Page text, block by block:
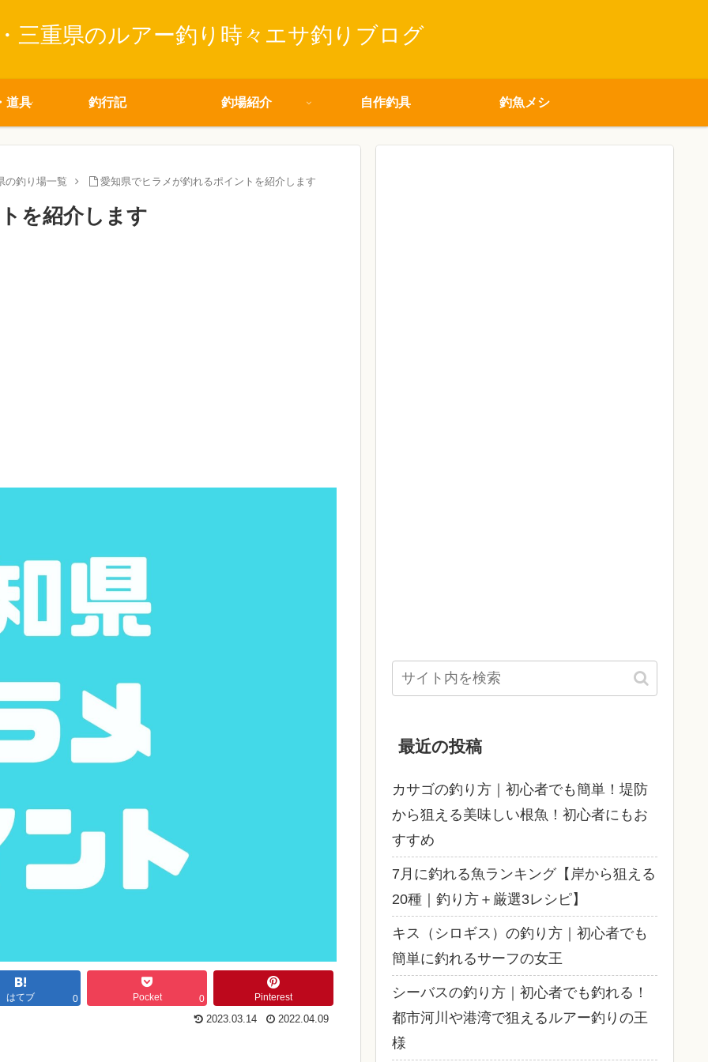
三重県のルアー釣り時々エサ釣りブログ
道具 釣行記 釣場紹介 自作釣具 釣魚メシ
の釣り場一覧 愛知県でヒラメが釣れるポイントを紹介します
を紹介します
はてブ 0 Pocket 0 Pinterest
2023.03.14 2022.04.09
最近の投稿
カサゴの釣り方｜初心者でも簡単！堤防
から狙える美味しい根魚！初心者にもお
すすめ
7月に釣れる魚ランキング【岸から狙える
20種｜釣り方＋厳選3レシピ】
キス（シロギス）の釣り方｜初心者でも
簡単に釣れるサーフの女王
シーバスの釣り方｜初心者でも釣れる！
都市河川や港湾で狙えるルアー釣りの王
様